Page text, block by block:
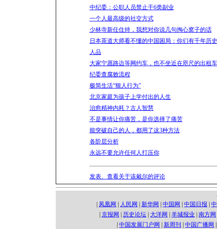
中纪委：公职人员禁止干6类副业
一个人最高级的社交方式
少林寺新任住持，我想对你说几句掏心窝子的话
日本茶道大师看不懂的中国困局：你们有千年历
人品
大家宁愿路边等网约车，也不坐近在咫尺的出租
纪委查腐败流程
极简生活“狠人行为”
北京家庭为孩子上学付出的人生
治愈精神内耗？古人智慧
不是事情让你痛苦，是你选择了痛苦
能突破自己的人，都用了这3种方法
各阶层分析
永远不要允许任何人打压你
发表、查看关于该戴尔的评论
凤凰网 人民网 新华网 中国网 中国日报
京报网 历史论坛 大洋网 羊城报业 南方网
中国发展门户网 新周刊 中国广播网